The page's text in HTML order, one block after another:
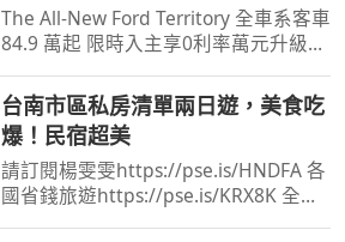
The All-New Ford Territory 全車系客車
84.9 萬起 限時入主享0利率萬元升級旗
補助) 預約試 ...
台南市區私房清單兩日遊，美食吃
爆！民宿超美
請訂閱楊雯雯https://pse.is/HNDFA 各
國省錢旅遊https://pse.is/KRX8K 全台